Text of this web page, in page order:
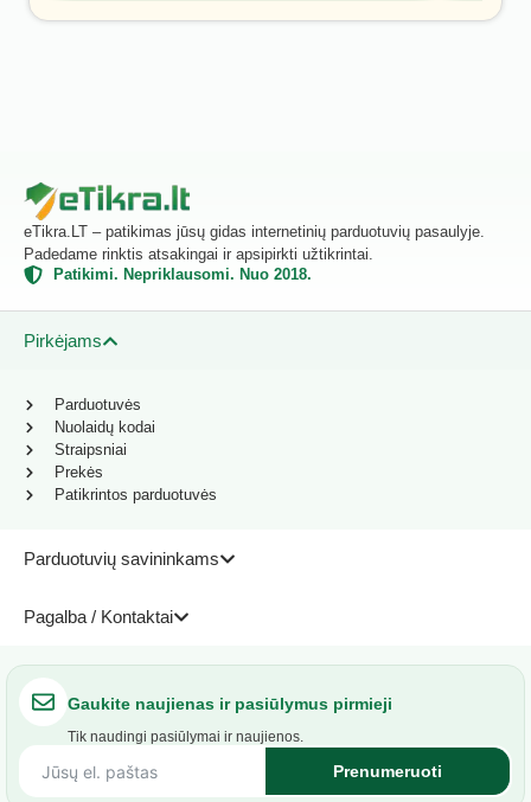
eTikra.LT – patikimas jūsų gidas internetinių parduotuvių pasaulyje.
Padedame rinktis atsakingai ir apsipirkti užtikrintai.
Patikimi. Nepriklausomi. Nuo 2018.
Pirkėjams
Parduotuvių savininkams
Pagalba / Kontaktai
Parduotuvės
Nuolaidų kodai
Straipsniai
Prekės
Patikrintos parduotuvės
Gaukite naujienas ir pasiūlymus pirmieji
Tik naudingi pasiūlymai ir naujienos.
Prenumeruoti